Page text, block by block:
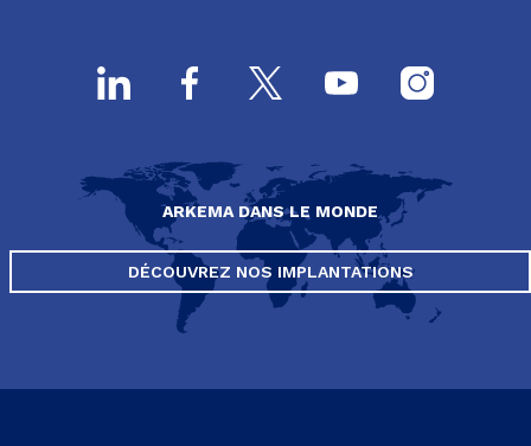
ARKEMA DANS LE MONDE
DÉCOUVREZ NOS IMPLANTATIONS